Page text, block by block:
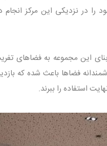
را در نزدیکی این مرکز انجام
این مجموعه به فضاهای
فضاها باعث شده که
استفاده را ببرند.